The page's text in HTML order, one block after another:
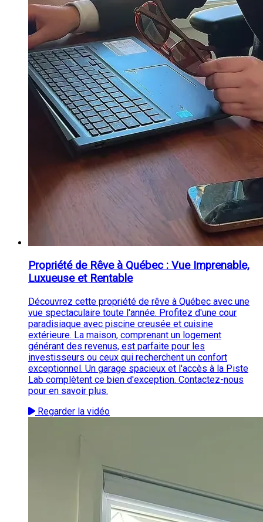
Propriété de Rêve à Québec : Vue Imprenable,
Luxueuse et Rentable
Découvrez cette propriété de rêve à Québec avec une
vue spectaculaire toute l'année. Profitez d'une cour
paradisiaque avec piscine creusée et cuisine
extérieure. La maison, comprenant un logement
générant des revenus, est parfaite pour les
investisseurs ou ceux qui recherchent un confort
exceptionnel. Un garage spacieux et l'accès à la Piste
Lab complètent ce bien d'exception. Contactez-nous
pour en savoir plus.
Regarder la vidéo